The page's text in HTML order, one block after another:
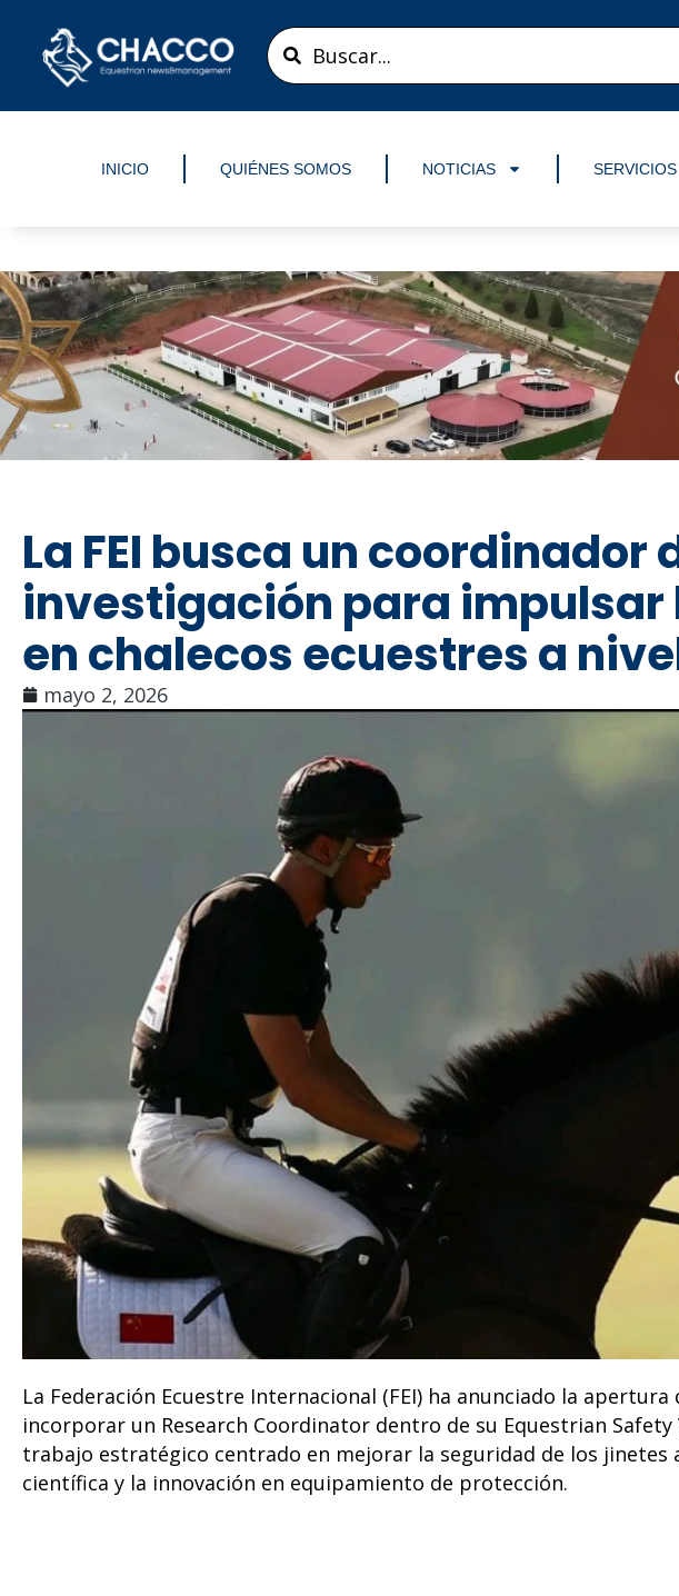
contenido
Search
...
INICIO QUIÉNES SOMOS NOTICIAS SERVICIOS
La FEI busca un coordinador
investigación para impulsar
en chalecos ecuestres a
mayo 2, 2026
La Federación Ecuestre Internacional (FEI) ha anunciado la
incorporar un Research Coordinator dentro de su Equestrian
trabajo estratégico centrado en mejorar la seguridad de los jinetes
científica y la innovación en equipamiento de protección.